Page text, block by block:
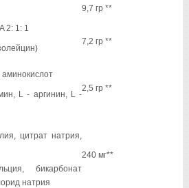
9,7 гр **
2: 1: 1
7,2 гр **
2,5 гр **
L - аргинин, L -
240 мг**
цитрат натрия,
бикарбонат
натрия